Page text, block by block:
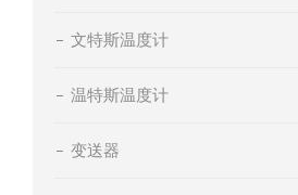
文特斯温度计
温特斯温度计
变送器